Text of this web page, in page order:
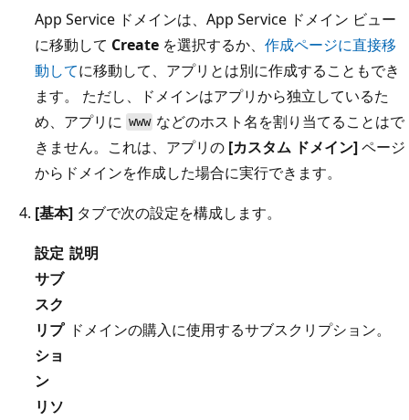
App Service ドメインは、App Service ドメイン ビュー
に移動して Create を選択するか、 作成ページに直接移
動してに移動して、アプリとは別に作成することもでき
ます。 ただし、ドメインはアプリから独立しているた
め、アプリに www などのホスト名を割り当てることはで
きません。これは、アプリの [カスタム ドメイン]ページ
からドメインを作成した場合に実行できます。
[基本] タブで次の設定を構成します。
設定 説明
サブ
スク
リプ
ショ
ン
ドメインの購入に使用するサブスクリプション。
リソ